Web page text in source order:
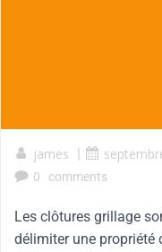
james |
0
comments
Les clôtures grillage
délimiter une propriété